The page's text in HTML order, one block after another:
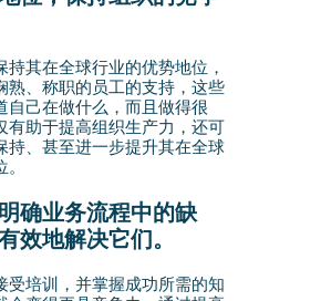
持其在全球行业的优势地位，
熟、称职的员工的支持，这些
自己在做什么，而且做得很
有助于提高组织生产力，还可
持、甚至进一步提升其在全球
确业务流程中的缺
效地解决它们。
受培训，并掌握成功所需的知